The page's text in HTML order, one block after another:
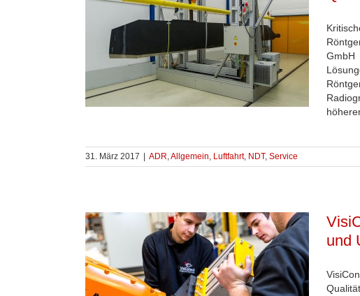
31. März 2017 ADR,Allgemein, Luftfahrt, NDT, Service
und